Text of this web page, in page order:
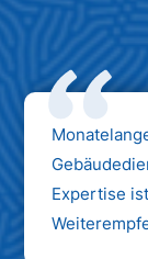
Expertise